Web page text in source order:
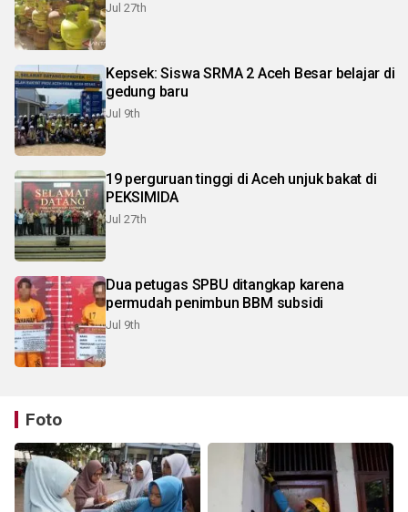
Jul 27th
Kepsek: Siswa SRMA 2 Aceh Besar belajar di
gedung baru
Jul 9th
19 perguruan tinggi di Aceh unjuk bakat di
PEKSIMIDA
Jul 27th
Dua petugas SPBU ditangkap karena
permudah penimbun BBM subsidi
Jul 9th
Foto